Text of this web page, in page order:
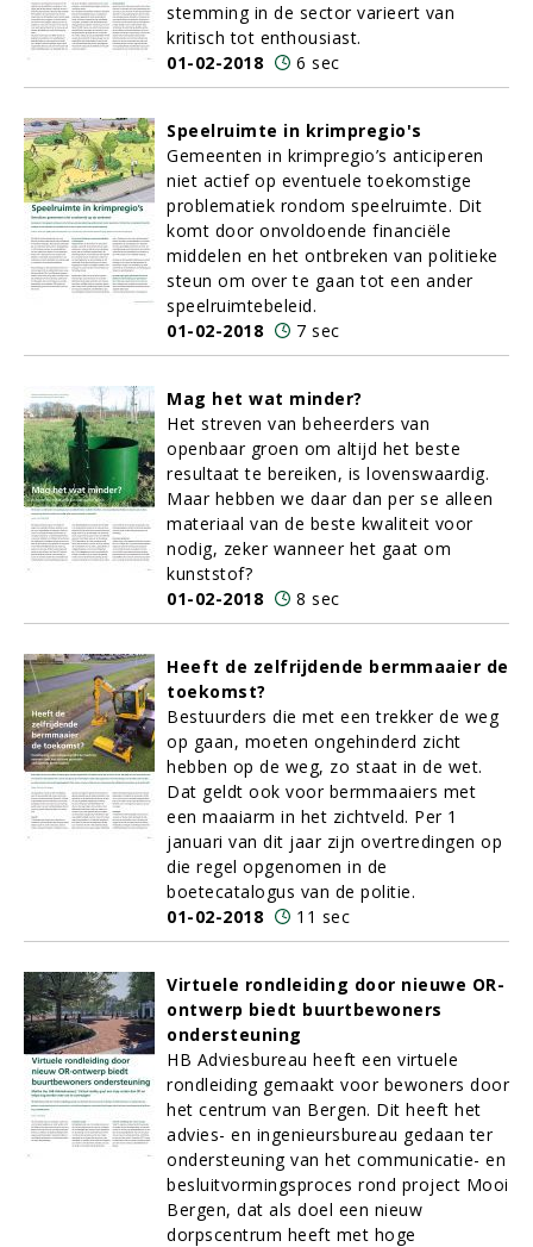
stemming in de sector varieert van
kritisch tot enthousiast.
01-02-2018
6 sec
Speelruimte in krimpregio's
Gemeenten in krimpregio’s anticiperen
niet actief op eventuele toekomstige
problematiek rondom speelruimte. Dit
komt door onvoldoende financiële
middelen en het ontbreken van politieke
steun om over te gaan tot een ander
speelruimtebeleid.
01-02-2018
7 sec
Mag het wat minder?
Het streven van beheerders van
openbaar groen om altijd het beste
resultaat te bereiken, is lovenswaardig.
Maar hebben we daar dan per se alleen
materiaal van de beste kwaliteit voor
nodig, zeker wanneer het gaat om
kunststof?
01-02-2018
8 sec
Heeft de zelfrijdende bermmaaier de
toekomst?
Bestuurders die met een trekker de weg
op gaan, moeten ongehinderd zicht
hebben op de weg, zo staat in de wet.
Dat geldt ook voor bermmaaiers met
een maaiarm in het zichtveld. Per 1
januari van dit jaar zijn overtredingen op
die regel opgenomen in de
boetecatalogus van de politie.
01-02-2018
11 sec
Virtuele rondleiding door nieuwe OR-
ontwerp biedt buurtbewoners
ondersteuning
HB Adviesbureau heeft een virtuele
rondleiding gemaakt voor bewoners door
het centrum van Bergen. Dit heeft het
advies- en ingenieursbureau gedaan ter
ondersteuning van het communicatie- en
besluitvormingsproces rond project Mooi
Bergen, dat als doel een nieuw
dorpscentrum heeft met hoge